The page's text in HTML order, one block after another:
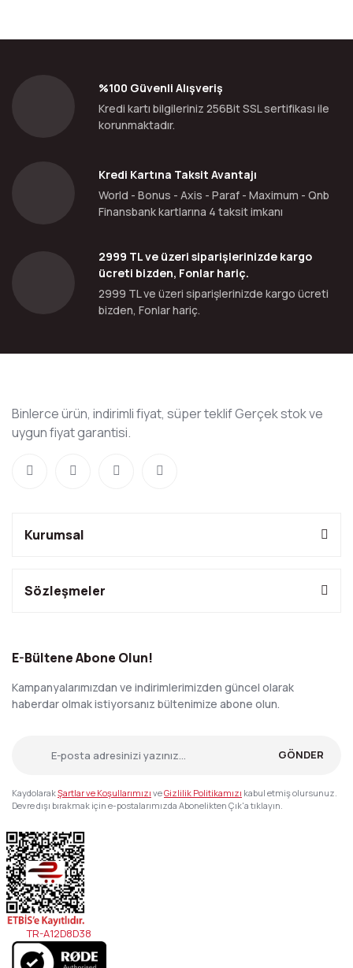
%100 Güvenli Alışveriş
Kredi kartı bilgileriniz 256Bit SSL sertifikası ile
korunmaktadır.
Kredi Kartına Taksit Avantajı
World - Bonus - Axis - Paraf - Maximum - Qnb
Finansbank kartlarına 4 taksit imkanı
2999 TL ve üzeri siparişlerinizde kargo
ücreti bizden, Fonlar hariç.
2999 TL ve üzeri siparişlerinizde kargo ücreti
bizden, Fonlar hariç.
Binlerce ürün, indirimli fiyat, süper teklif Gerçek stok ve
uygun fiyat garantisi.
Kurumsal
Sözleşmeler
E-Bültene Abone Olun!
Kampanyalarımızdan ve indirimlerimizden güncel olarak
haberdar olmak istiyorsanız bültenimize abone olun.
GÖNDER
KaydolarakŞartlar ve Koşullarımızı veGizlilik Politikamızı kabul etmiş olursunuz.
Devre dışı bırakmak için e-postalarımızda Abonelikten Çık'a tıklayın.
TR-A12D8D38